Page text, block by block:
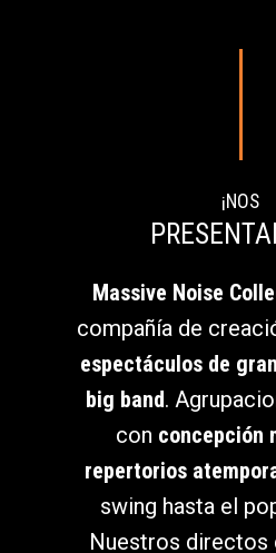
¡NOS
Massive Noise
compañía de
espectáculos de
big band.
con concepción
repertorios
swing hasta el
Nuestros directos